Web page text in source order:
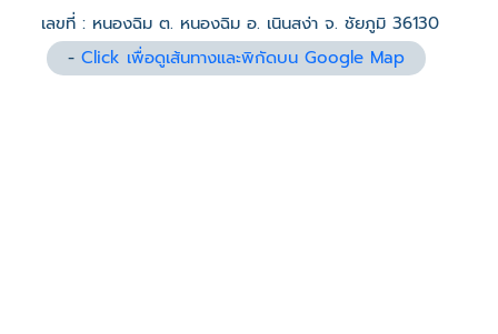
เลขที่ : หนองฉิม ต. หนองฉิม อ. เนินสง่า จ. ชัยภูมิ 36130
-Click เพื่อดูเส้นทางและพิกัดบน Google Map